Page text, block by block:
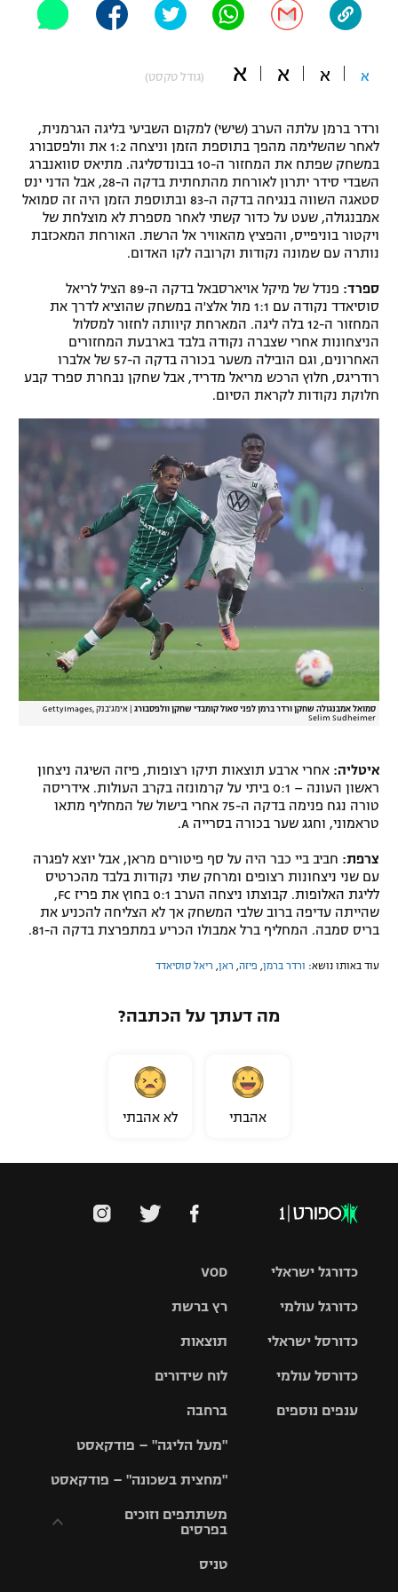
"מחצית בשכונה" – פודקאסט
משתתפים וזוכים בפרסים
תקנון משתתפים וזוכים בפרסים
תקנון עבור פעילות אלקטרה
תקנון עבור פעילות ספורט 1 – "מרלן"
טניס
גיימינג E-Sports
מדיניות פרטיות
תקנון פעילות ספורט 1
רשיון להקרנה פומבית לבית עסק
הצטרפות לחבילת הערוצים
לוח דרושים – ג'ובנט
תגיות
המגזין
ספורט מוטורי
כדורמים
פוטבול אמריקאי NFL
בייסבול MLB
ספורט אתגרי ואקסטרים
אומנויות לחימה
גיימינג E-Sports
א א א א (גודל טקסט)
ורדר ברמן עלתה הערב (שישי) למקום השביעי בליגה הגרמנית,
לאחר שהשלימה מהפך בתוספת הזמן וניצחה 1:2 את וולפסבורג
במשחק שפתח את המחזור ה-10 בבונדסליגה. מתיאס סוואנברג
השבדי סידר יתרון לאורחת מהתחתית בדקה ה-28, אבל הדני ינס
סטאגה השווה בנגיחה בדקה ה-83 ובתוספת הזמן היה זה סמואל
אמבנגולה, שעט על כדור קשתי לאחר מספרת לא מוצלחת של
ויקטור בוניפייס, והפציץ מהאוויר אל הרשת. האורחת המאכזבת
נותרה עם שמונה נקודות וקרובה לקו האדום.
ספרד:
פנדל של מיקל אויארסבאל בדקה ה-89 הציל לריאל
סוסיאדד נקודה עם 1:1 מול אלצ'ה במשחק שהוציא לדרך את
המחזור ה-12 בלה ליגה. המארחת קיוותה לחזור למסלול
הניצחונות אחרי שצברה נקודה בלבד בארבעת המחזורים
האחרונים, וגם הובילה משער בכורה בדקה ה-57 של אלברו
רודריגס, חלוץ הרכש מריאל מדריד, אבל שחקן נבחרת ספרד קבע
חלוקת נקודות לקראת הסיום.
סמואל אמבנגולה שחקן ורדר ברמן לפני סאול קומבדי שחקן וולפסבורג
אימג'בנק GettyImages,
Selim Sudheimer
איטליה: אחרי ארבע תוצאות תיקו רצופות, פיזה השיגה ניצחון
ראשון העונה – 0:1 ביתי על קרמונזה בקרב העולות. אידריסה
טורה נגח פנימה בדקה ה-75 אחרי בישול של המחליף מתאו
טראמוני, וחגג שער בכורה בסרייה A.
צרפת: חביב ביי כבר היה על סף פיטורים מראן, אבל יוצא לפגרה
עם שני ניצחונות רצופים ומרחק שתי נקודות בלבד מהכרטיס
לליגת האלופות. קבוצתו ניצחה הערב 0:1 בחוץ את פריז FC,
שהייתה עדיפה ברוב שלבי המשחק אך לא הצליחה להכניע את
בריס סמבה. המחליף ברל אמבולו הכריע במתפרצת בדקה ה-81.
עוד באותו נושא: ורדר ברמן פיזה ראן ריאל סוסיאדד
מה דעתך על הכתבה?
אהבתי לא אהבתי
VOD
רץ ברשת
תוצאות
לוח שידורים
ברחבה
"מעל הליגה" – פודקאסט
"מחצית בשכונה" – פודקאסט
משתתפים וזוכים
בפרסים
טניס
כדורגל ישראלי
גביע הטוטו
כדורגל עולמי
האלופות
ליגה
כדורסל ישראלי
סל
כדורסל עולמי
ענפים נוספים